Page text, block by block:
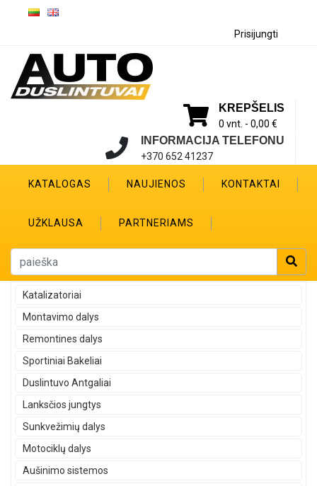
Prisijungti
KREPŠELIS
0 vnt. - 0,00 €
INFORMACIJA TELEFONU
+370 652 41237
KATALOGAS NAUJIENOS KONTAKTAI
UŽKLAUSA PARTNERIAMS
Katalizatoriai
Montavimo dalys
Remontines dalys
Sportiniai Bakeliai
Duslintuvo Antgaliai
Lanksčios jungtys
Sunkvežimių dalys
Motociklų dalys
Aušinimo sistemos